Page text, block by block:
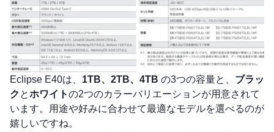
Eclipse E40は、 1TB、2TB、4TB の3つの容量と、 ブラッ
ク とホワイトの2つのカラーバリエーションが用意されて
います。用途や好みに合わせて最適なモデルを選べるのが
嬉しいですね。